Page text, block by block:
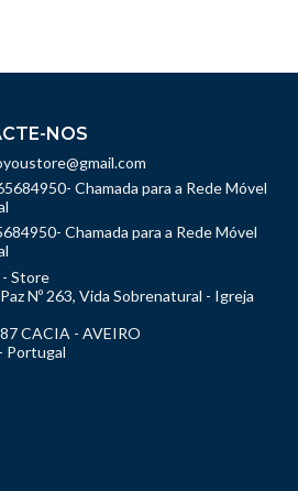
NOS
Chamada para a Rede Móvel
Chamada para a Rede Móvel
Store
Nº 263, Vida Sobrenatural - Igreja
CACIA - AVEIRO
Portugal